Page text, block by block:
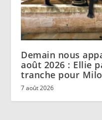
Demain nous
août 2026 : Ellie
tranche pour
7 août 2026